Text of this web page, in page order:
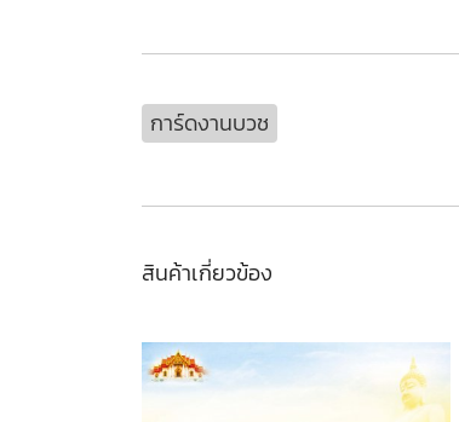
การ์ดงานบวช
สินค้าเกี่ยวข้อง